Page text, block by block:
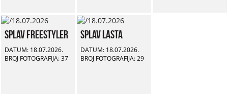
Splav Freestyler
DATUM: 18.07.2026.
BROJ FOTOGRAFIJA: 37
Splav Lasta
DATUM: 18.07.2026.
BROJ FOTOGRAFIJA: 29